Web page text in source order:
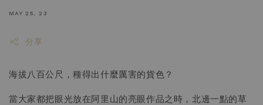
MAY 25, 23
分享
海拔八百公尺，種得出什麼厲害的貨色？
當大家都把眼光放在阿里山的亮眼作品之時，北邊一點的草